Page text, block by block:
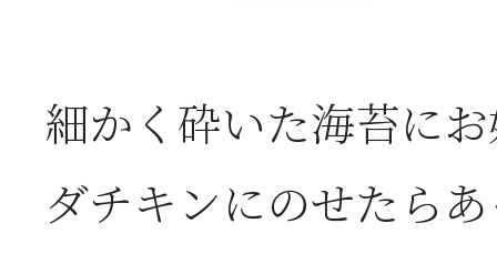
・ちらし風
・のりのり
細かく砕いた海苔に
ダチキンにのせたら